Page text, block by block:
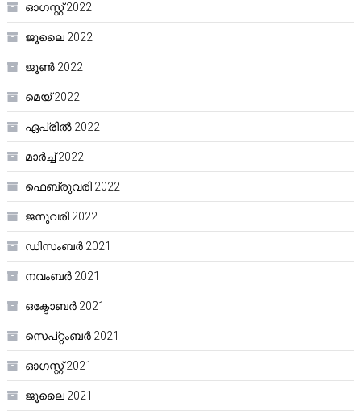
ഓഗസ്റ്റ്‌ 2022
ജൂലൈ 2022
ജൂൺ 2022
മെയ്‌ 2022
ഏപ്രിൽ 2022
മാർച്ച്‌ 2022
ഫെബ്രുവരി 2022
ജനുവരി 2022
ഡിസംബർ 2021
നവംബർ 2021
ഒക്ടോബർ 2021
സെപ്റ്റംബർ 2021
ഓഗസ്റ്റ്‌ 2021
ജൂലൈ 2021